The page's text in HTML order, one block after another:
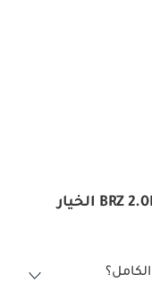
الأسئلة المتكررة عن سوبارو BRZ 2.0L M/T الخيار